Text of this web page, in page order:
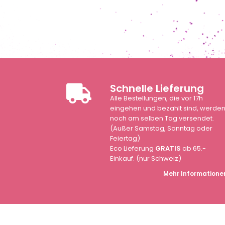
Schnelle Lieferung
Alle Bestellungen, die vor 17h
eingehen und bezahlt sind,
noch am selben Tag versendet.
(Außer Samstag, Sonntag oder
Feiertag)
Eco Lieferung GRATIS ab 65.-
Einkauf. (nur Schweiz)
Mehr